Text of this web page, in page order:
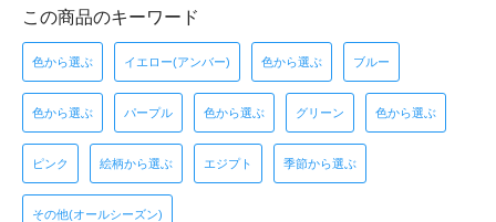
この商品のキーワード
色から選ぶ イエロー(アンバー) 色から選ぶ ブルー
色から選ぶ パープル 色から選ぶ グリーン 色から選ぶ
ピンク 絵柄から選ぶ エジプト 季節から選ぶ
その他(オールシーズン)